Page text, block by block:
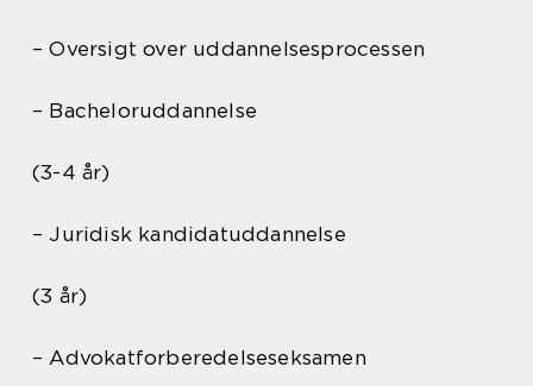
– Oversigt over uddannelsesprocessen
– Bacheloruddannelse
(3-4 år)
– Juridisk kandidatuddannelse
(3 år)
– Advokatforberedelseseksamen